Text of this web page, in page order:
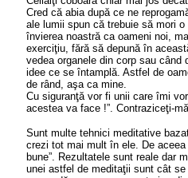
Cred că abia după ce ne
ale lumii spun că trebuie să mori
învierea noastră ca oameni noi,
exerciţiu, fără să depună în
vedea organele din corp sau
idee ce se întamplă. Astfel de
de rând, aşa ca mine.
Cu siguranţă vor fi unii care îmi
acestea va face !”. Contraziceţi-
Sunt multe tehnici meditative
crezi tot mai mult în ele. De
bune”. Rezultatele sunt reale dar
unei astfel de meditaţii sunt cât